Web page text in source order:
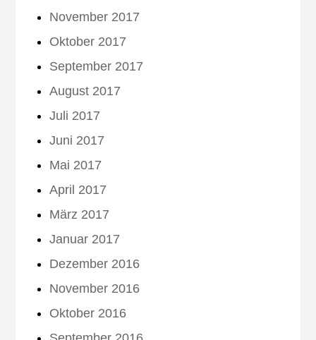
November 2017
Oktober 2017
September 2017
August 2017
Juli 2017
Juni 2017
Mai 2017
April 2017
März 2017
Januar 2017
Dezember 2016
November 2016
Oktober 2016